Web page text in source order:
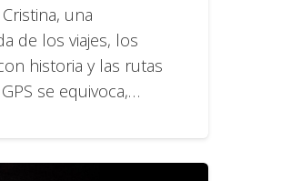
una
de los viajes, los
historia y las rutas
se equivoca,…